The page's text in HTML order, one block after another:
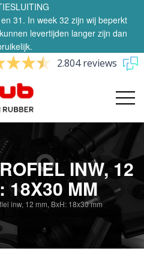
31. In week 32 zijn wij beperkt
levertijden langer zijn dan
2.804 reviews
INW, 12
18X30 MM
inw, 12 mm, BxH: 18x30 mm